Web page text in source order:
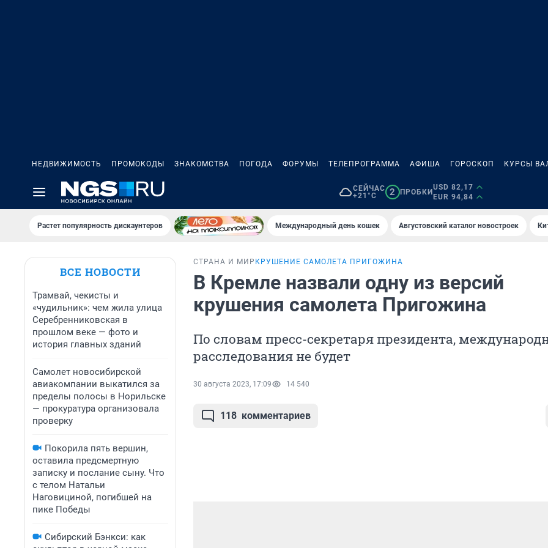
НЕДВИЖИМОСТЬ ПРОМОКОДЫ ЗНАКОМСТВА ПОГОДА ФОРУМЫ ТЕЛЕПРОГРАММА АФИША ГОРОСКОП КУРСЫ
СЕЙЧАС
+21°C
2 ПРОБКИ
USD 82,17
EUR 94,84
Растет популярность дискаунтеров Международный день кошек Августовский каталог новостроек
ВСЕ НОВОСТИ
Трамвай, чекисты и
«чудильник»: чем жила улица
Серебренниковская в
прошлом веке — фото и
история главных зданий
Самолет новосибирской
авиакомпании выкатился за
пределы полосы в Норильске
— прокуратура организовала
проверку
Покорила пять вершин,
оставила предсмертную
записку и послание сыну. Что
с телом Натальи
Наговициной, погибшей на
пике Победы
Сибирский Бэнкси: как
СТРАНА И МИР КРУШЕНИЕ САМОЛЕТА ПРИГОЖИНА
В Кремле назвали одну из версий
крушения самолета Пригожина
По словам пресс-секретаря президента,
расследования не будет
30 августа 2023, 17:09 14 540
118 комментариев